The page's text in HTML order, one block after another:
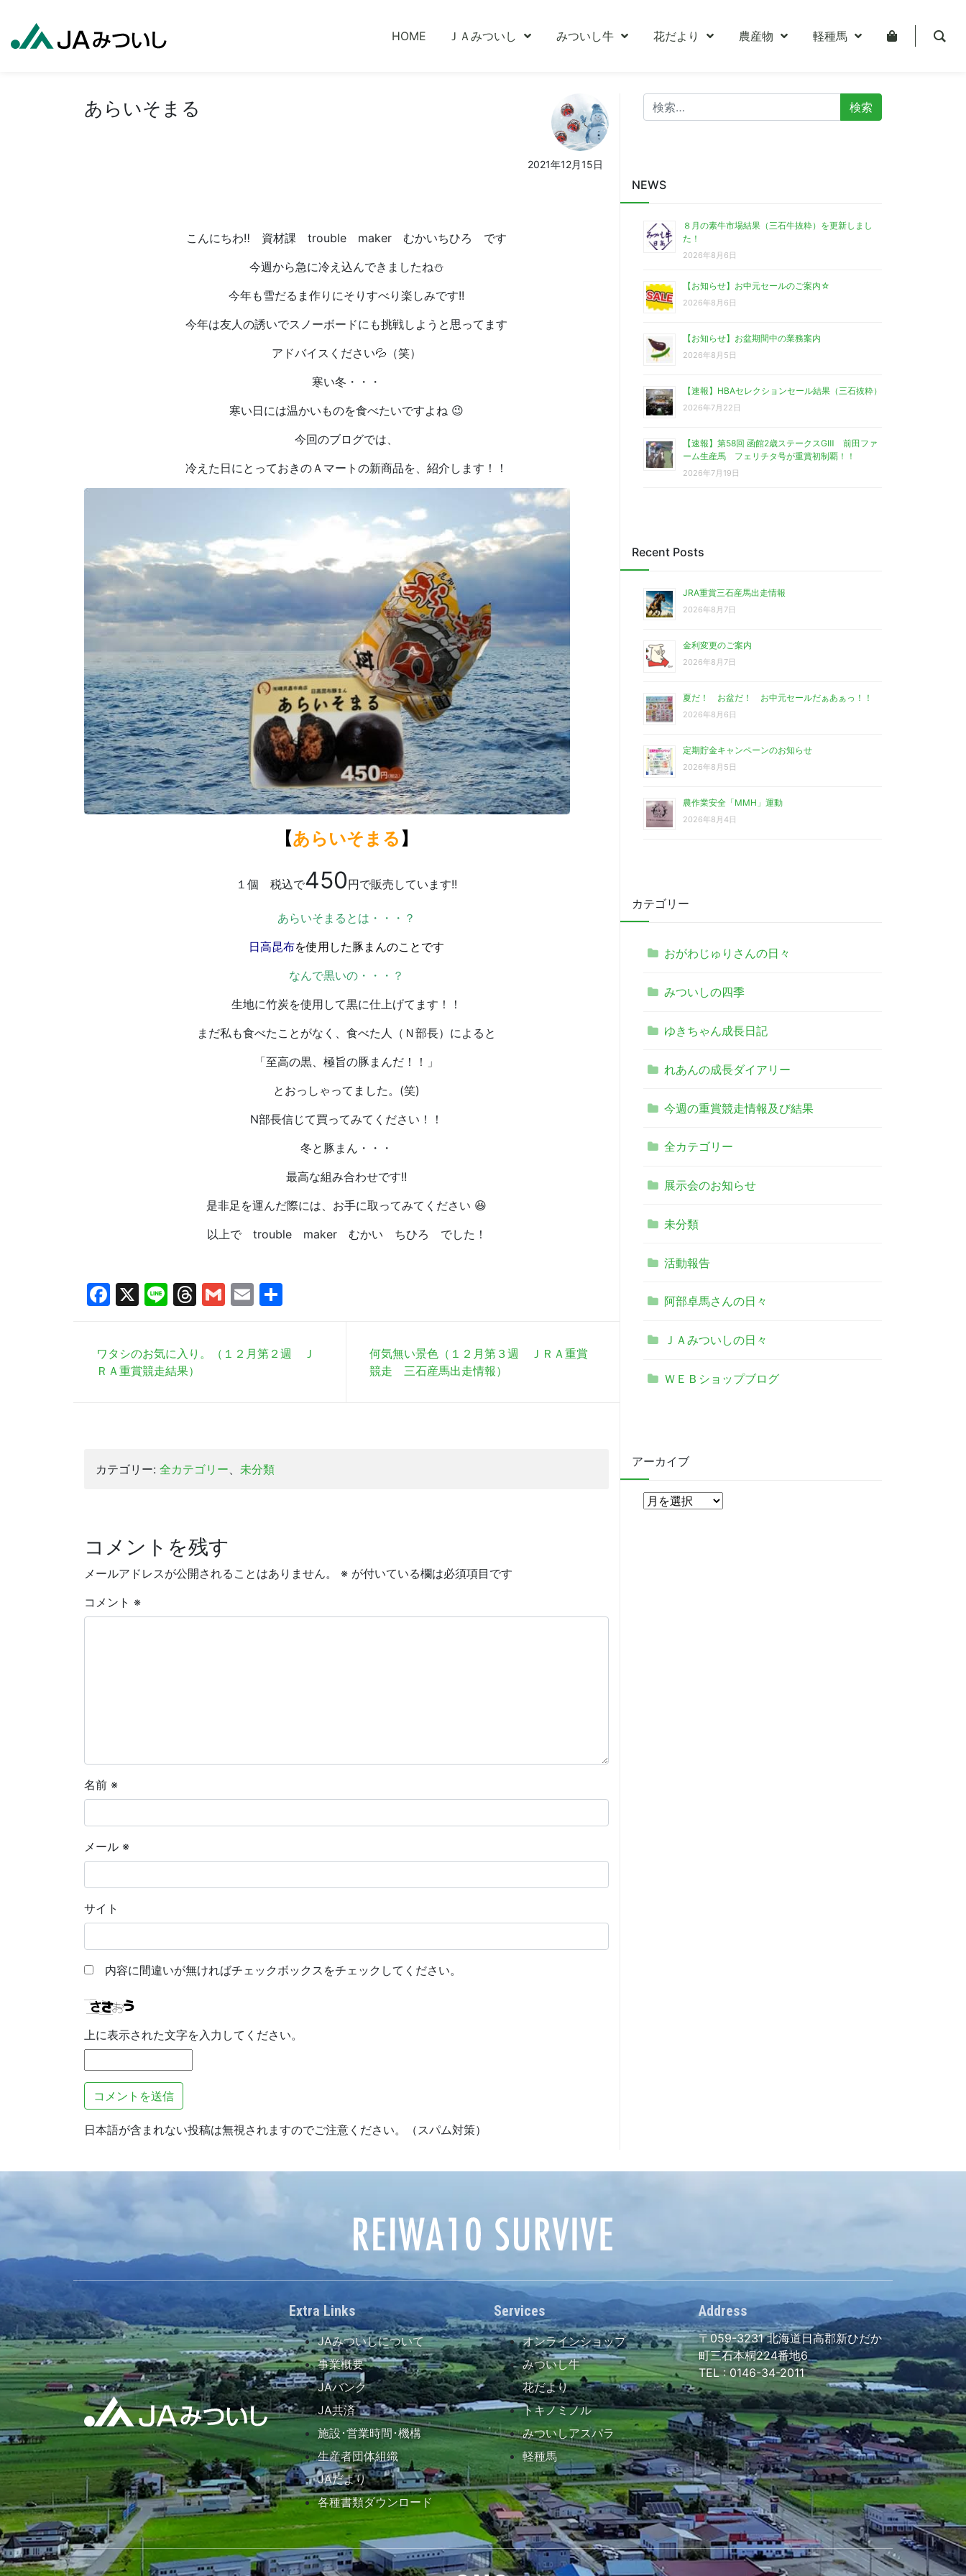
HOME ＪＡみついし みついし牛 花だより 農産物 軽種馬
あらいそまる
2021年12月15日
こんにちわ‼ 資材課 trouble maker むかいちひろ です
今週から急に冷え込んできましたね⛄
今年も雪だるま作りにそりすべり楽しみです!!
今年は友人の誘いでスノーボードにも挑戦しようと思ってます
アドバイスください💦（笑）
寒い冬・・・
寒い日には温かいものを食べたいですよね 😉
今回のブログでは、
冷えた日にとっておきのＡマートの新商品を、紹介します！！
【あらいそまる 】
１個 税込で450円で販売しています!!
あらいそまるとは・・・？
日高昆布を使用した豚まんのことです
なんで黒いの・・・？
生地に竹炭を使用して黒に仕上げてます！！
まだ私も食べたことがなく、食べた人（Ｎ部長）によると
「至高の黒、極旨の豚まんだ！！」
とおっしゃってました。(笑)
N部長信じて買ってみてください！！
冬と豚まん・・・
最高な組み合わせです!!
是非足を運んだ際には、お手に取ってみてください 😆
以上で trouble maker むかい ちひろ でした！
Facebook
X LineThreads
Gmail
Email
ワタシのお気に入り。（１２月第２週 Ｊ
ＲＡ重賞競走結果）
何気無い景色（１２月第３週 ＪＲＡ重賞
競走 三石産馬出走情報）
カテゴリー: 全カテゴリー、 未分類
コメントを残す
メールアドレスが公開されることはありません。 ※ が付いている欄は必須項目です
コメント ※
名前 ※
メール ※
サイト
内容に間違いが無ければチェックボックスをチェックしてください。
上に表示された文字を入力してください。
日本語が含まれない投稿は無視されますのでご注意ください。（スパム対策）
検
索:
NEWS
８月の素牛市場結果（三石牛抜粋）を更新しまし
た！
2026年8月6日
【お知らせ】お中元セールのご案内☆
2026年8月6日
【お知らせ】お盆期間中の業務案内
2026年8月5日
【速報】HBAセレクションセール結果（三石抜粋）
2026年7月22日
【速報】第58回 函館2歳ステークスGⅢ 前田ファ
ーム生産馬 フェリチタ号が重賞初制覇！！
2026年7月19日
Recent Posts
JRA重賞三石産馬出走情報
2026年8月7日
金利変更のご案内
2026年8月7日
夏だ！ お盆だ！ お中元セールだぁあぁっ！！
2026年8月6日
定期貯金キャンペーンのお知らせ
2026年8月5日
農作業安全「MMH」運動
2026年8月4日
カテゴリー
おがわじゅりさんの日々
みついしの四季
ゆきちゃん成長日記
れあんの成長ダイアリー
今週の重賞競走情報及び結果
全カテゴリー
展示会のお知らせ
未分類
活動報告
阿部卓馬さんの日々
ＪＡみついしの日々
ＷＥＢショップブログ
アーカイブ
ア
Extra Links
JAみついしについて
事業概要
JAバンク
JA共済
施設･営業時間･機構
生産者団体組織
JAだより
各種書類ダウンロード
Services
オンラインショップ
みついし牛
花だより
トキノミノル
みついしアスパラ
軽種馬
Address
〒059-3231北海道日高郡新ひだか
町三石本桐224番地6
TEL :0146-34-2011